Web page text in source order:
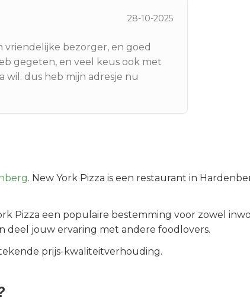
28-10-2025
bezorger, en goed
gegeten, en veel keus ook met
wil. dus heb mijn adresje nu
. New York Pizza is een restaurant in
Pizza een populaire bestemming voor zowel
deel jouw ervaring met andere foodlovers.
prijs-kwaliteitverhouding.